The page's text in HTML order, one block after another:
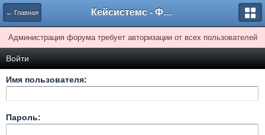
← Главная Кейсистемс - Форумы
Администрация форума требует авторизации от всех пользователей
Войти
Имя пользователя:
Пароль: